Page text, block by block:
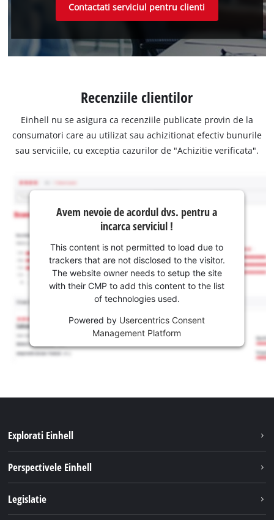
Contactati serviciul pentru clienti
Recenziile clientilor
Einhell nu se asigura ca recenziile publicate provin de la
consumatori care au utilizat sau achizitionat efectiv bunurile
sau serviciile, cu exceptia cazurilor de "Achizitie verificata".
Avem nevoie de acordul dvs. pentru a
incarca serviciul !
This content is not permitted to load due to
trackers that are not disclosed to the visitor.
The website owner needs to setup the site
with their CMP to add this content to the list
of technologies used.
Powered by Usercentrics Consent
Management Platform
Explorati Einhell
Sistemul de acumulatori
Perspectivele Einhell
Legislatie